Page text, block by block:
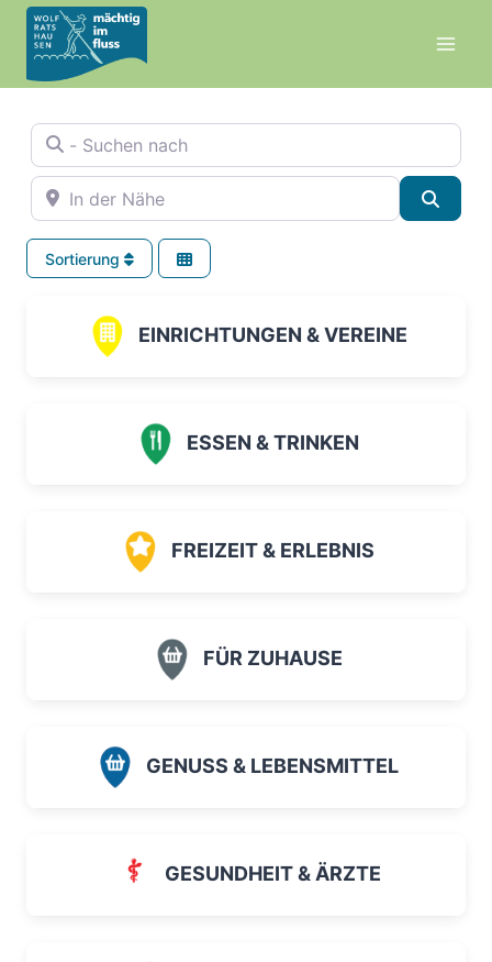
Zum
Inhalt
springen
- Suchen nach
In der Nähe
Sortierung
EINRICHTUNGEN & VEREINE
ESSEN & TRINKEN
FREIZEIT & ERLEBNIS
FÜR ZUHAUSE
GENUSS & LEBENSMITTEL
GESUNDHEIT & ÄRZTE